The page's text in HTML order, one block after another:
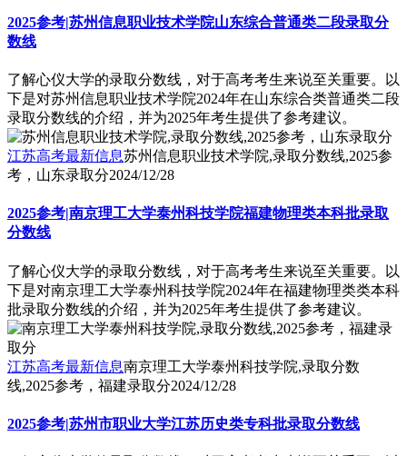
2025参考|苏州信息职业技术学院山东综合普通类二段录取分
数线
了解心仪大学的录取分数线，对于高考考生来说至关重要。以
下是对苏州信息职业技术学院2024年在山东综合类普通类二段
录取分数线的介绍，并为2025年考生提供了参考建议。
江苏高考最新信息苏州信息职业技术学院,录取分数线,2025参
考，山东录取分2024/12/28
2025参考|南京理工大学泰州科技学院福建物理类本科批录取
分数线
了解心仪大学的录取分数线，对于高考考生来说至关重要。以
下是对南京理工大学泰州科技学院2024年在福建物理类类本科
批录取分数线的介绍，并为2025年考生提供了参考建议。
江苏高考最新信息南京理工大学泰州科技学院,录取分数
线,2025参考，福建录取分2024/12/28
2025参考|苏州市职业大学江苏历史类专科批录取分数线